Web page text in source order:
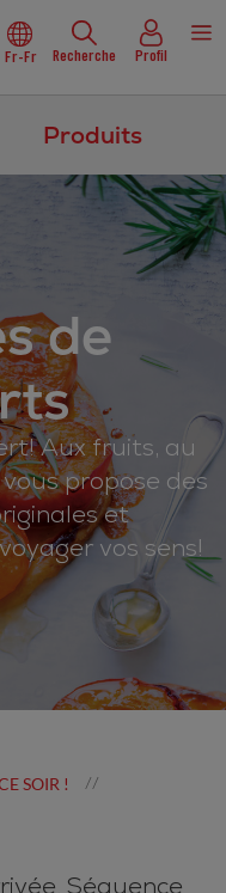
Fr-Fr Recherche Profil
Produits
de
Aux fruits, au
propose des
et
vos sens!
SOIR ! //
Séquence